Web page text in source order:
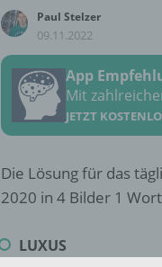
Paul Stelzer
09.11.2022
App
Mit
JETZT
Die Lösung für das
2020 in 4 Bilder 1
LUXUS